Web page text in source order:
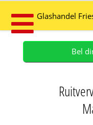
Glashandel
Bel